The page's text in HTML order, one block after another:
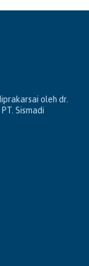
oleh dr.
Sismadi